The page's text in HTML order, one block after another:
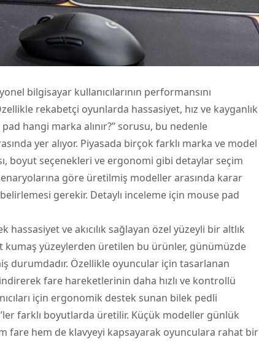
bilgisayar kullanıcılarının performansını
rekabetçi oyunlarda hassasiyet, hız ve kayganlık
hangi marka alınır?” sorusu, bu nedenle
yer alıyor. Piyasada birçok farklı marka ve model
boyut seçenekleri ve ergonomi gibi detaylar seçim
göre üretilmiş modeller arasında karar
gerekir. Detaylı inceleme için mouse pad
hassasiyet ve akıcılık sağlayan özel yüzeyli bir altlık
kumaş yüzeylerden üretilen bu ürünler, günümüzde
durumdadır. Özellikle oyuncular için tasarlanan
fare hareketlerinin daha hızlı ve kontrollü
için ergonomik destek sunan bilek pedli
farklı boyutlarda üretilir. Küçük modeller günlük
fare hem de klavyeyi kapsayarak oyunculara rahat bir